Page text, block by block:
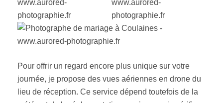
Pour offrir un regard encore plus unique sur votre
journée, je propose des vues aériennes en drone du
lieu de réception. Ce service dépend toutefois de la